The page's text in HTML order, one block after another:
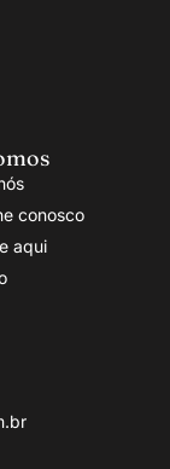
conosco
aqui